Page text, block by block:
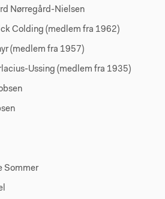
Nørregård-Nielsen
Colding (medlem fra 1962)
(medlem fra 1957)
Ussing (medlem fra 1935)